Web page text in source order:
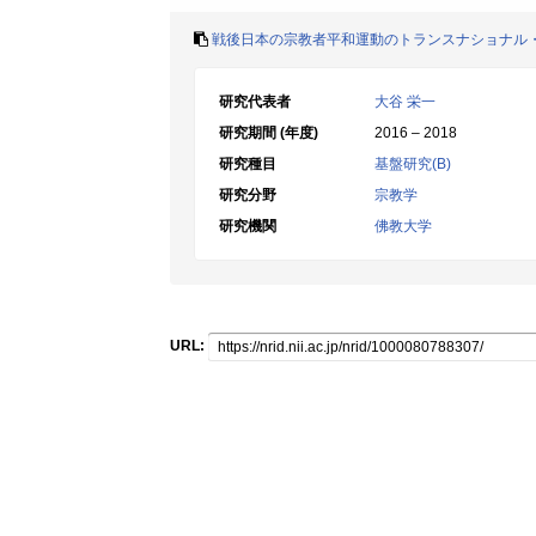
戦後日本の宗教者平和運動のトランスナショナル
研究代表者
大谷 栄一
研究期間 (年度)
2016 – 2018
研究種目
基盤研究(B)
研究分野
宗教学
研究機関
佛教大学
URL: